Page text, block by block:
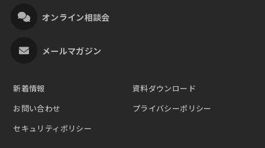
オンライン相談会
メールマガジン
新着情報
資料ダウンロード
お問い合わせ
プライバシーポリシー
セキュリティポリシー